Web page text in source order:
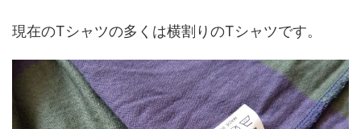
現在のTシャツの多くは横割りのTシャツです。